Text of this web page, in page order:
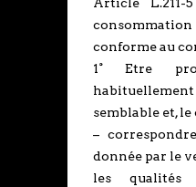
conforme au
1° Etre
habituellement
semblable et, le
–
donnée par le
les